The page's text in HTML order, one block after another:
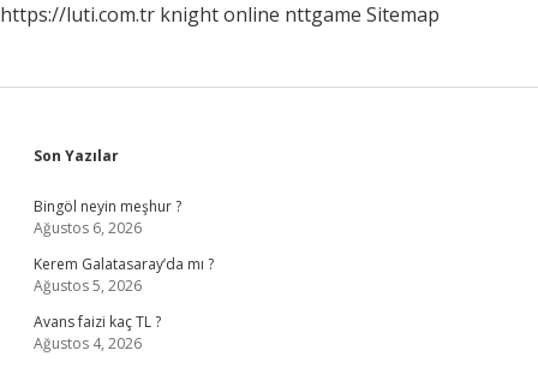
https://luti.com.tr knight online nttgame Sitemap
Sidebar
Son Yazılar
Bingöl neyin meşhur ?
Ağustos 6, 2026
Kerem Galatasaray’da mı ?
Ağustos 5, 2026
Avans faizi kaç TL ?
Ağustos 4, 2026